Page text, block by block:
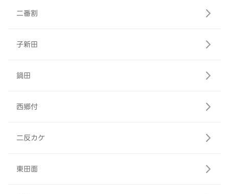
二番割
子新田
鍋田
西郷付
二反カケ
東田面